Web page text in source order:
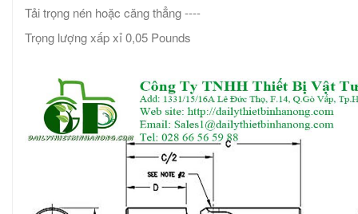
Tải trọng nén hoặc căng thẳng ----
Trọng lượng xấp xỉ 0,05 Pounds